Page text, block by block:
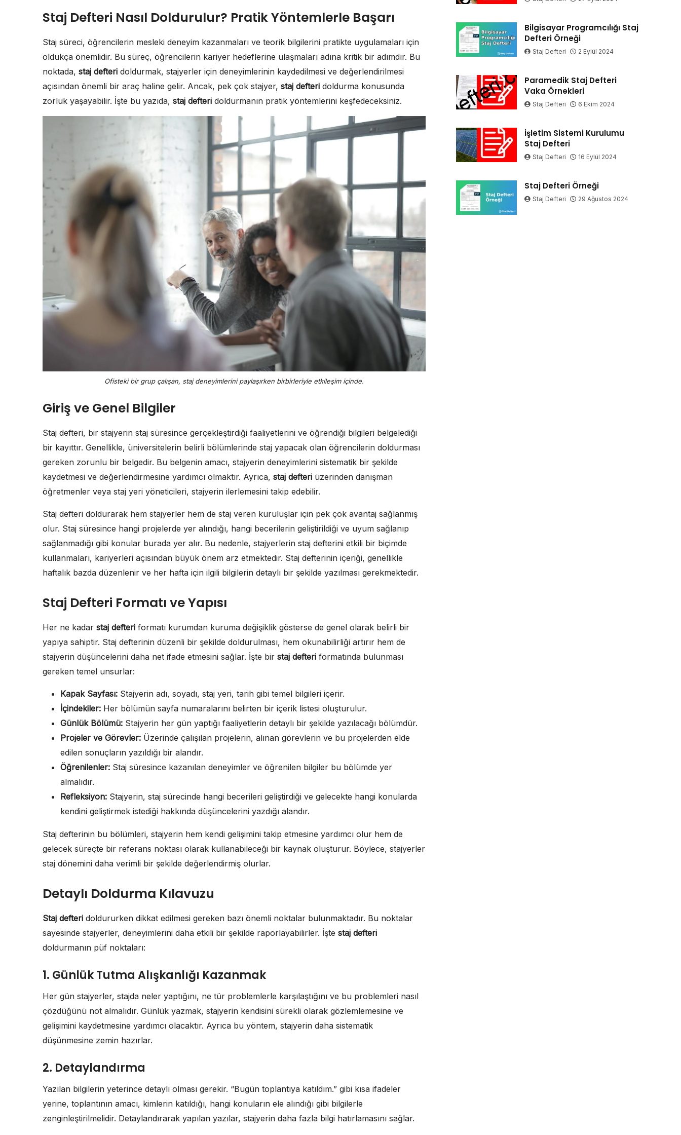
Staj Defteri Nasıl Doldurulur? Pratik Yöntemlerle Başarı
Staj süreci, öğrencilerin mesleki deneyim kazanmaları ve teorik bilgilerini pratikte uygulamaları için
oldukça önemlidir. Bu süreç, öğrencilerin kariyer hedeflerine ulaşmaları adına kritik bir adımdır. Bu
noktada, staj defteri doldurmak, stajyerler için deneyimlerinin kaydedilmesi ve değerlendirilmesi
açısından önemli bir araç haline gelir. Ancak, pek çok stajyer, staj defteri doldurma konusunda
zorluk yaşayabilir. İşte bu yazıda, staj defteri doldurmanın pratik yöntemlerini keşfedeceksiniz.
Ofisteki bir grup çalışan, staj deneyimlerini paylaşırken birbirleriyle etkileşim içinde.
Giriş ve Genel Bilgiler
Staj defteri, bir stajyerin staj süresince gerçekleştirdiği faaliyetlerini ve öğrendiği bilgileri belgelediği
bir kayıttır. Genellikle, üniversitelerin belirli bölümlerinde staj yapacak olan öğrencilerin doldurması
gereken zorunlu bir belgedir. Bu belgenin amacı, stajyerin deneyimlerini sistematik bir şekilde
kaydetmesi ve değerlendirmesine yardımcı olmaktır. Ayrıca, staj defteri üzerinden danışman
öğretmenler veya staj yeri yöneticileri, stajyerin ilerlemesini takip edebilir.
Staj defteri doldurarak hem stajyerler hem de staj veren kuruluşlar için pek çok avantaj sağlanmış
olur. Staj süresince hangi projelerde yer alındığı, hangi becerilerin geliştirildiği ve uyum sağlanıp
sağlanmadığı gibi konular burada yer alır. Bu nedenle, stajyerlerin staj defterini etkili bir biçimde
kullanmaları, kariyerleri açısından büyük önem arz etmektedir. Staj defterinin içeriği, genellikle
haftalık bazda düzenlenir ve her hafta için ilgili bilgilerin detaylı bir şekilde yazılması gerekmektedir.
Staj Defteri Formatı ve Yapısı
Her ne kadar staj defteri formatı kurumdan kuruma değişiklik gösterse de genel olarak belirli bir
yapıya sahiptir. Staj defterinin düzenli bir şekilde doldurulması, hem okunabilirliği artırır hem de
stajyerin düşüncelerini daha net ifade etmesini sağlar. İşte bir staj defteri formatında bulunması
gereken temel unsurlar:
Kapak Sayfası: Stajyerin adı, soyadı, staj yeri, tarih gibi temel bilgileri içerir.
İçindekiler: Her bölümün sayfa numaralarını belirten bir içerik listesi oluşturulur.
Günlük Bölümü: Stajyerin her gün yaptığı faaliyetlerin detaylı bir şekilde yazılacağı bölümdür.
Projeler ve Görevler: Üzerinde çalışılan projelerin, alınan görevlerin ve bu projelerden elde
edilen sonuçların yazıldığı bir alandır.
Öğrenilenler: Staj süresince kazanılan deneyimler ve öğrenilen bilgiler bu bölümde yer
almalıdır.
Refleksiyon: Stajyerin, staj sürecinde hangi becerileri geliştirdiği ve gelecekte hangi konularda
kendini geliştirmek istediği hakkında düşüncelerini yazdığı alandır.
Staj defterinin bu bölümleri, stajyerin hem kendi gelişimini takip etmesine yardımcı olur hem de
gelecek süreçte bir referans noktası olarak kullanabileceği bir kaynak oluşturur. Böylece, stajyerler
staj dönemini daha verimli bir şekilde değerlendirmiş olurlar.
Detaylı Doldurma Kılavuzu
Staj defteri doldururken dikkat edilmesi gereken bazı önemli noktalar bulunmaktadır. Bu noktalar
sayesinde stajyerler, deneyimlerini daha etkili bir şekilde raporlayabilirler. İşte staj defteri
doldurmanın püf noktaları:
1. Günlük Tutma Alışkanlığı Kazanmak
Her gün stajyerler, stajda neler yaptığını, ne tür problemlerle karşılaştığını ve bu problemleri nasıl
çözdüğünü not almalıdır. Günlük yazmak, stajyerin kendisini sürekli olarak gözlemlemesine ve
gelişimini kaydetmesine yardımcı olacaktır. Ayrıca bu yöntem, stajyerin daha sistematik
düşünmesine zemin hazırlar.
2. Detaylandırma
Yazılan bilgilerin yeterince detaylı olması gerekir. “Bugün toplantıya katıldım.” gibi kısa ifadeler
yerine, toplantının amacı, kimlerin katıldığı, hangi konuların ele alındığı gibi bilgilerle
zenginleştirilmelidir. Detaylandırarak yapılan yazılar, stajyerin daha fazla bilgi hatırlamasını sağlar.
Bilgisayar Programcılığı Staj
Defteri Örneği
Staj Defteri 2 Eylül 2024
Paramedik Staj Defteri
Vaka Örnekleri
Staj Defteri 6 Ekim 2024
İşletim Sistemi Kurulumu
Staj Defteri
Staj Defteri 16 Eylül 2024
Staj Defteri Örneği
Staj Defteri 29 Ağustos 2024